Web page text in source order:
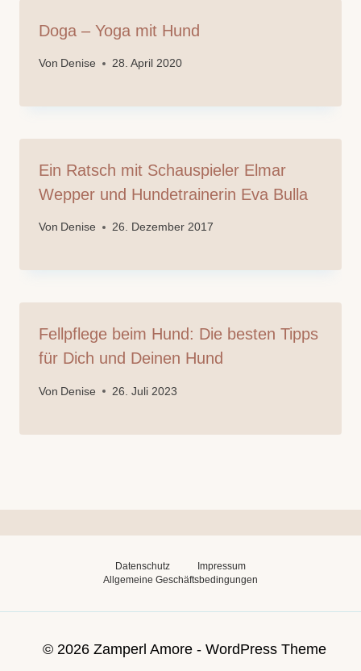
Doga – Yoga mit Hund
Von Denise 28. April 2020
Ein Ratsch mit Schauspieler Elmar
Wepper und Hundetrainerin Eva Bulla
Von Denise 26. Dezember 2017
Fellpflege beim Hund: Die besten Tipps
für Dich und Deinen Hund
Von Denise 26. Juli 2023
Datenschutz
Impressum
Allgemeine Geschäftsbedingungen
© 2026 Zamperl Amore - WordPress Theme